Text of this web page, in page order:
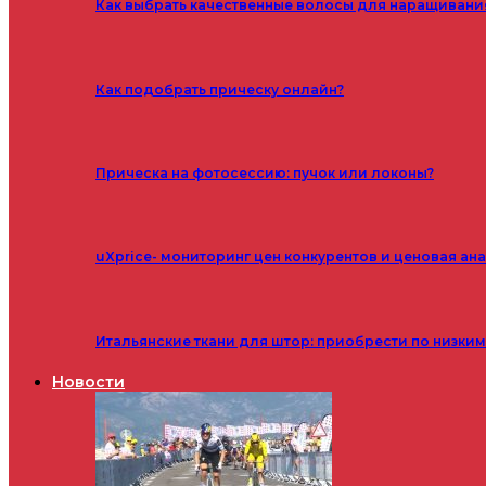
Как выбрать качественные волосы для
Как подобрать прическу онлайн?
Прическа на фотосессию: пучок или локоны?
uXprice- мониторинг цен конкурентов и ценовая
Итальянские ткани для штор: приобрести по
Новости